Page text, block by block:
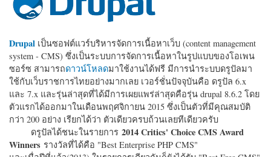
Drupal เป็นซอฟต์แวร์บริหารจัดการเนื้อหาเว็บ (content management
system - CMS) ซึ่งเป็นระบบการจัดการเนื้อหาในรูปแบบของโอเพน
ซอร์ซ สามารถดาวน์โหลดมาใช้งานได้ฟรี มีการนำระบบดรูปัลมา
ใช้กับเว็บราชการไทยอย่างมากเลย เวอร์ชั่นปัจจุบันคือ ดรูปัล 6.x
และ 7.x และรุ่นล่าสุดที่ได้มีการเผยแพร่ล่าสุดคือรุ่น drupal 8.6.2 โดย
ตัวแรกได้ออกมาในเดือนพฤศจิกายน 2015 ซึ่งเป็นตัวที่มีคุณสมบัติ
กว่า 200 อย่าง เรียกได้ว่า ตัวเดียวครบถ้วนเลยทีเดียวครับ
ดรูปัลได้ชนะในรายการ 2014 Critics' Choice CMS Award
Winners รางวัลที่ได้คือ "Best Enterprise PHP CMS"